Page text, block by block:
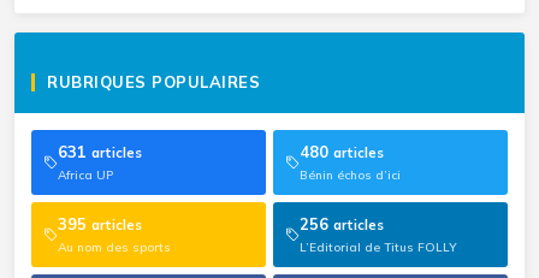
RUBRIQUES POPULAIRES
631 articles
Africa UP
480 articles
Bénin échos d’ici
395 articles
Au nom des sports
256 articles
L’Editorial de Titus FOLLY